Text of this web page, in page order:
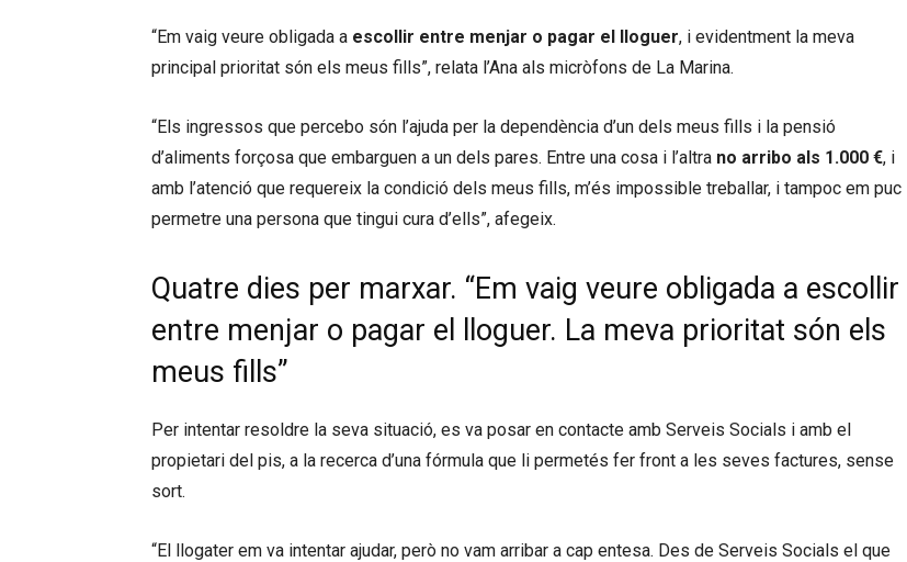
“Em vaig veure obligada a escollir entre menjar o pagar el lloguer, i evidentment la meva
principal prioritat són els meus fills”, relata l’Ana als micròfons de La Marina.
“Els ingressos que percebo són l’ajuda per la dependència d’un dels meus fills i la pensió
d’aliments forçosa que embarguen a un dels pares. Entre una cosa i l’altra no arribo als 1.000 €, i
amb l’atenció que requereix la condició dels meus fills, m’és impossible treballar, i tampoc em puc
permetre una persona que tingui cura d’ells”, afegeix.
Quatre dies per marxar. “Em vaig veure obligada a escollir
entre menjar o pagar el lloguer. La meva prioritat són els
meus fills”
Per intentar resoldre la seva situació, es va posar en contacte amb Serveis Socials i amb el
propietari del pis, a la recerca d’una fórmula que li permetés fer front a les seves factures, sense
sort.
“El llogater em va intentar ajudar, però no vam arribar a cap entesa. Des de Serveis Socials el que